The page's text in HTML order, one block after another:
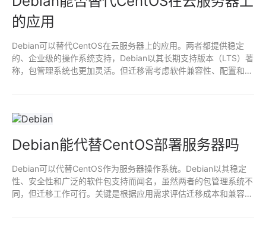
的应用
Debian可以替代CentOS在云服务器上的应用。两者都提供稳定
的、企业级的操作系统支持，Debian以其长期支持版本（LTS）著
称，包管理系统也更加灵活。但迁移需考虑软件兼容性、配置和管
Debian能代替CentOS部署服务器吗
Debian可以代替CentOS作为服务器操作系统。Debian以其稳定
性、安全性和广泛的软件包支持而闻名，虽然两者的包管理系统不
同，但迁移工作可行。关键是根据应用需求评估迁移成本和兼容